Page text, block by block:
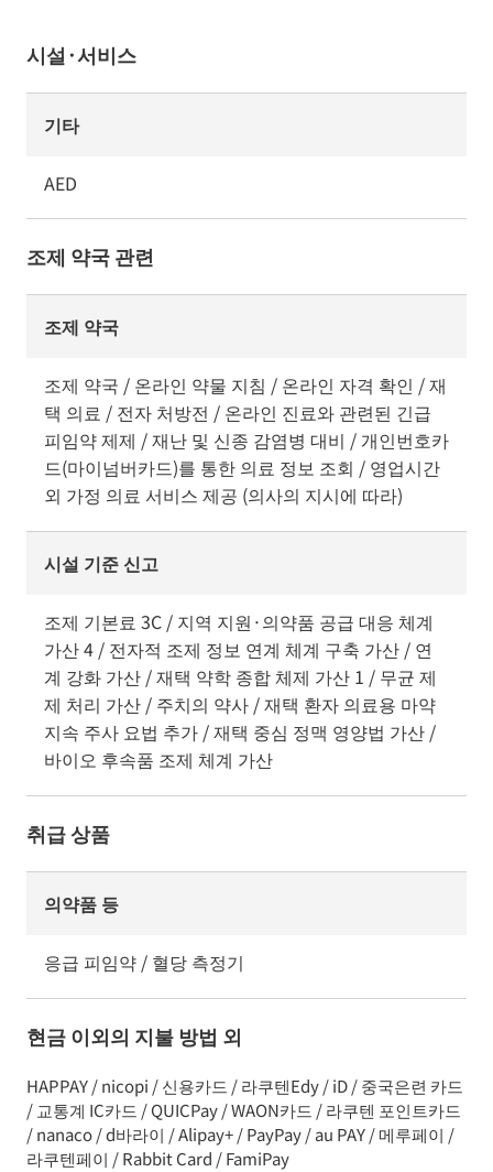
시설·서비스
기타
AED
조제 약국 관련
조제 약국
조제 약국 / 온라인 약물 지침 / 온라인 자격 확인 / 재
택 의료 / 전자 처방전 / 온라인 진료와 관련된 긴급
피임약 제제 / 재난 및 신종 감염병 대비 / 개인번호카
드(마이넘버카드)를 통한 의료 정보 조회 / 영업시간
외 가정 의료 서비스 제공 (의사의 지시에 따라)
시설 기준 신고
조제 기본료 3C / 지역 지원·의약품 공급 대응 체계
가산 4 / 전자적 조제 정보 연계 체계 구축 가산 / 연
계 강화 가산 / 재택 약학 종합 체제 가산 1 / 무균 제
제 처리 가산 / 주치의 약사 / 재택 환자 의료용 마약
지속 주사 요법 추가 / 재택 중심 정맥 영양법 가산 /
바이오 후속품 조제 체계 가산
취급 상품
의약품 등
응급 피임약 / 혈당 측정기
현금 이외의 지불 방법 외
HAPPAY / nicopi / 신용카드 / 라쿠텐Edy / iD / 중국은련 카드
/ 교통계 IC카드 / QUICPay / WAON카드 / 라쿠텐 포인트카드
/ nanaco / d바라이 / Alipay+ / PayPay / au PAY / 메루페이 /
라쿠텐페이 / Rabbit Card / FamiPay